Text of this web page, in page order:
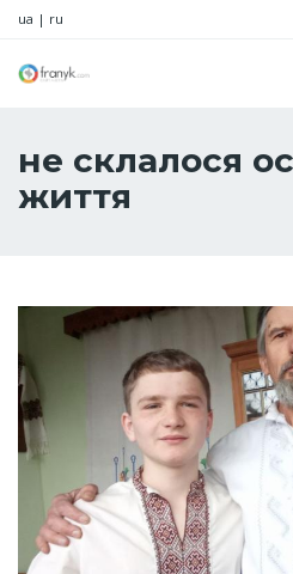
ua | ru
не склалося
життя